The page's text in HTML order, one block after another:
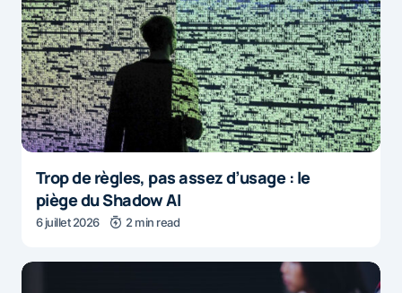
Trop de règles, pas assez d’usage : le
piège du Shadow AI
6 juillet 2026 2 min read